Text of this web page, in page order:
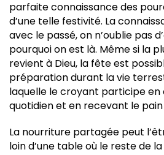
parfaite connaissance des
d’une telle festivité. La
avec le passé, on n’oublie pas
pourquoi on est là. Même si la
revient à Dieu, la fête est
préparation durant la vie
laquelle le croyant participe
quotidien et en recevant le pain
La nourriture partagée peut
loin d’une table où le reste de